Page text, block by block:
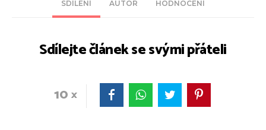
SDÍLENÍ AUTOR HODNOCENÍ
Sdílejte článek se svými přáteli
10